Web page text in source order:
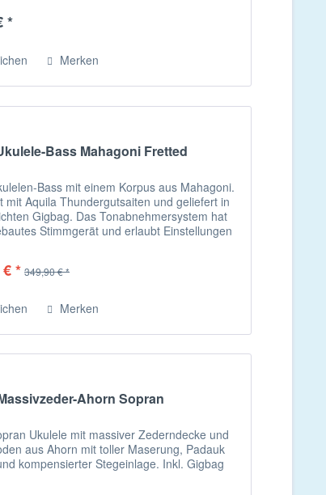
*
Merken
Bass Mahagoni Fretted
Bass mit einem Korpus aus Mahagoni.
mit Aquila Thundergutsaiten und geliefert in
Gigbag. Das Tonabnehmersystem hat
Stimmgerät und erlaubt Einstellungen
* 349,90 € *
Merken
Ahorn Sopran
Ukulele mit massiver Zederndecke und
aus Ahorn mit toller Maserung, Padauk
kompensierter Stegeinlage. Inkl. Gigbag